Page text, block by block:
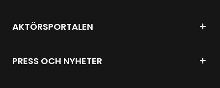
AKTÖRSPORTALEN
PRESS OCH NYHETER